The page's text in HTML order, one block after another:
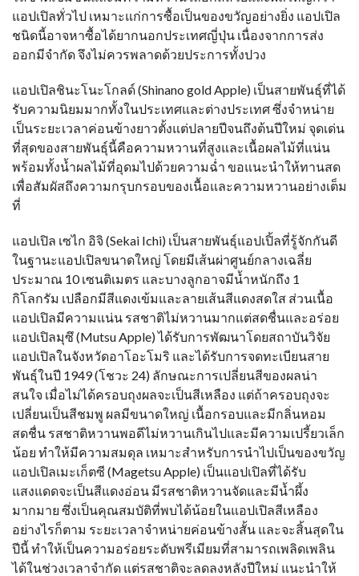
แอปเปิลทั่วไป เหมาะแก่การซื้อเป็นของขวัญอย่างยิ่ง แอปเปิล
ชนิดนี้อาจหาซื้อได้ยากนอกประเทศญี่ปุ่น เนื่องจากการส่ง
ออกมีจำกัด จึงไม่ควรพลาดด้วยประการทั้งปวง
แอปเปิลชินะโนะโกลด์ (Shinano gold Apple) เป็นสายพันธุ์ที่ได้
รับความนิยมมากทั้งในประเทศและต่างประเทศ ซึ่งจำหน่าย
เป็นระยะเวลาค่อนข้างยาวตั้งแต่ปลายปีจนถึงต้นปีใหม่ จุดเด่น
ที่สุดของสายพันธุ์นี้คือความหวานที่สูงและเนื้อผลไม้ที่แน่น
พร้อมทั้งน้ำผลไม้ที่อุดมไปด้วยความฉ่ำ ขอแนะนำให้ทานสด
เพื่อสัมผัสถึงความกรุบกรอบของเนื้อและความหวานอย่างเต็ม
ที่
แอปเปิล เซไก อิจิ (Sekai Ichi) เป็นสายพันธุ์แอปเปิ้ลที่รู้จักกันดี
ในฐานะแอปเปิลขนาดใหญ่ โดยมีเส้นผ่าศูนย์กลางเฉลี่ย
ประมาณ 10 เซนติเมตร และบางลูกอาจมีน้ำหนักถึง 1
กิโลกรัม เปลือกมีสีแดงเข้มและลายเส้นสีแดงสดใส ส่วนเนื้อ
แอปเปิลมีความแน่น รสชาติไม่หวานมากแต่สดชื่นและอร่อย
แอปเปิลมุซึ (Mutsu Apple) ได้รับการพัฒนาโดยสถาบันวิจัย
แอปเปิลในจังหวัดอาโอะโมริ และได้รับการจดทะเบียนสาย
พันธุ์ในปี 1949 (โชวะ 24) ลักษณะการเปลี่ยนสีของผลน่า
สนใจ เมื่อไม่ได้ครอบถุงผลจะเป็นสีเหลือง แต่ถ้าครอบถุงจะ
เปลี่ยนเป็นสีชมพู ผลมีขนาดใหญ่ เนื้อกรอบและมีกลิ่นหอม
สดชื่น รสชาติหวานพอดีไม่หวานเกินไปและมีความเปรี้ยวเล็ก
น้อย ทำให้มีความสมดุล เหมาะสำหรับการนำไปเป็นของขวัญ
แอปเปิลเมะเก็ตซี (Magetsu Apple) เป็นแอปเปิลที่ได้รับ
แสงแดดจะเป็นสีแดงอ่อน มีรสชาติหวานจัดและมีน้ำผึ้ง
มากมาย ซึ่งเป็นคุณสมบัติที่พบได้น้อยในแอปเปิลสีเหลือง
อย่างไรก็ตาม ระยะเวลาจำหน่ายค่อนข้างสั้น และจะสิ้นสุดใน
ปีนี้ ทำให้เป็นความอร่อยระดับพรีเมียมที่สามารถเพลิดเพลิน
ได้ในช่วงเวลาจำกัด แต่รสชาติจะลดลงหลังปีใหม่ แนะนำให้